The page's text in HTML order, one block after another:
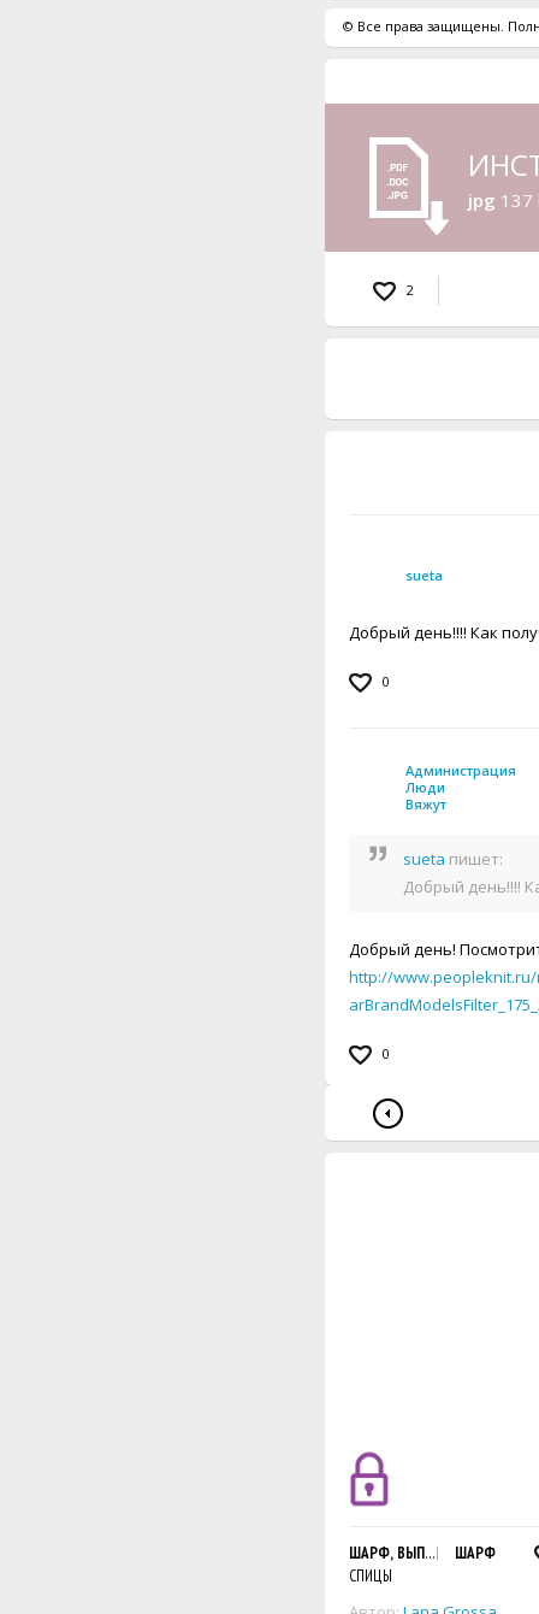
© Все права защищены.
jpg 137
2
sueta
Добрый день!!!! Как
0
Администрация
Люди
Вяжут
sueta пишет:
Добрый день!!!!
Добрый день!
http://
0
ШАРФ, ВЫПОЛНЕННЫЙ ЛИЦ.
ШАРФ
СПИЦЫ